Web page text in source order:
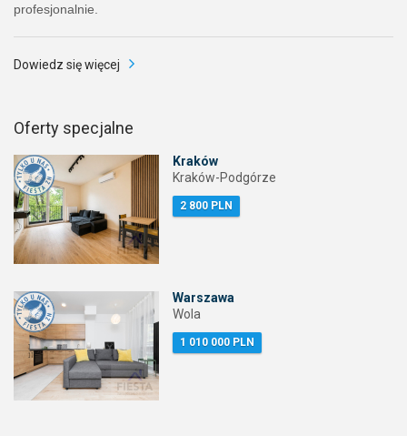
profesjonalnie.
Dowiedz się więcej
Oferty specjalne
Kraków
Kraków-Podgórze
2 800 PLN
Warszawa
Wola
1 010 000 PLN